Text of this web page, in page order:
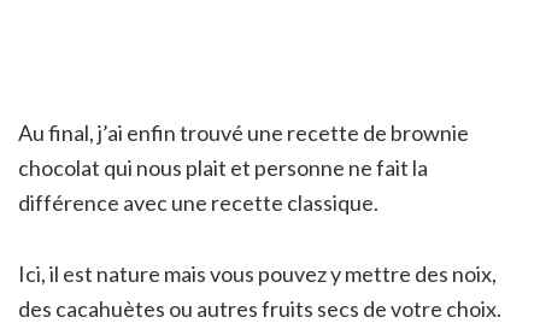
Au final, j’ai enfin trouvé une recette de brownie
chocolat qui nous plait et personne ne fait la
différence avec une recette classique.
Ici, il est nature mais vous pouvez y mettre des noix,
des cacahuètes ou autres fruits secs de votre choix.